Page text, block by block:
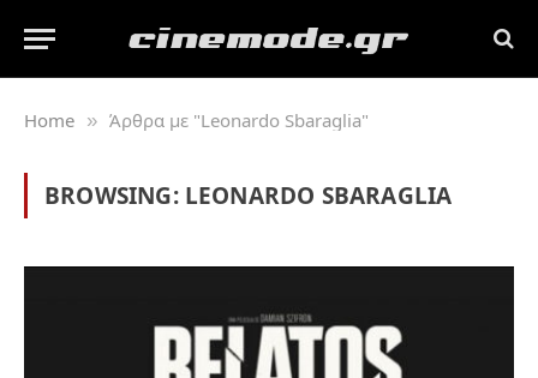
Home » Άρθρα με "Leonardo Sbaraglia"
BROWSING: LEONARDO SBARAGLIA